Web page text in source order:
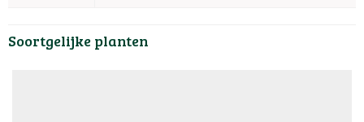
Soortgelijke planten